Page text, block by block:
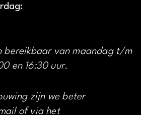
bereikbaar van maandag t/m
en 16:30 uur.
zijn we beter
of via het